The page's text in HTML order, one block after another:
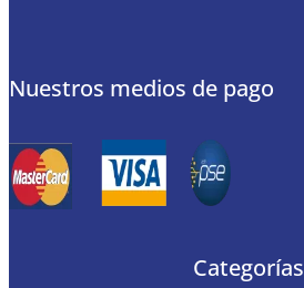
Nuestros medios de pago
Categorías